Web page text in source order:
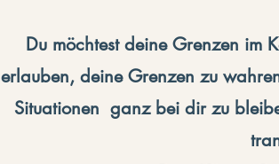
Du möchtest deine Grenzen im
erlauben, deine Grenzen zu
Situationen ganz bei dir zu